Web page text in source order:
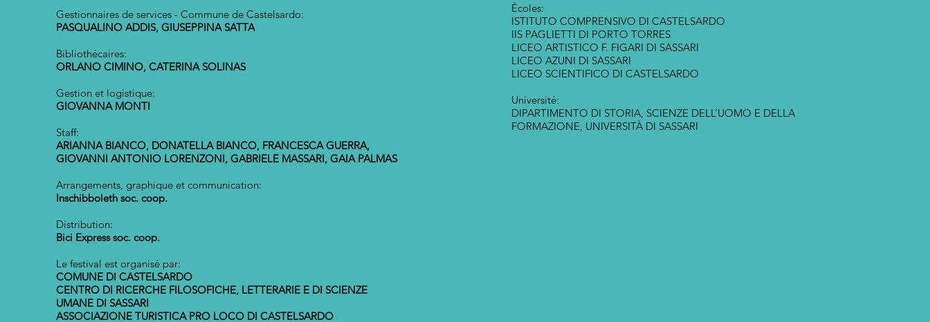
Gestionnaires de services - Commune de Castelsardo:
PASQUALINO ADDIS, GIUSEPPINA SATTA
Bibliothécaires:
ORLANO CIMINO, CATERINA SOLINAS
Gestion et logistique:
GIOVANNA MONTI
Staff:
ARIANNA BIANCO, DONATELLA BIANCO, FRANCESCA GUERRA,
GIOVANNI ANTONIO LORENZONI, GABRIELE MASSARI, GAIA PALMAS
Arrangements, graphique et communication:
Inschibboleth soc. coop.
Distribution:
Bici Express soc. coop.
Le festival est organisé par:
COMUNE DI CASTELSARDO
CENTRO DI RICERCHE FILOSOFICHE, LETTERARIE E DI SCIENZE
UMANE DI SASSARI
ASSOCIAZIONE TURISTICA PRO LOCO DI CASTELSARDO
Écoles:
ISTITUTO COMPRENSIVO DI CASTELSARDO
IIS PAGLIETTI DI PORTO TORRES
LICEO ARTISTICO F. FIGARI DI SASSARI
LICEO AZUNI DI SASSARI
LICEO SCIENTIFICO DI CASTELSARDO
Université:
DIPARTIMENTO DI STORIA, SCIENZE DELL’UOMO E DELLA
FORMAZIONE, UNIVERSITÀ DI SASSARI